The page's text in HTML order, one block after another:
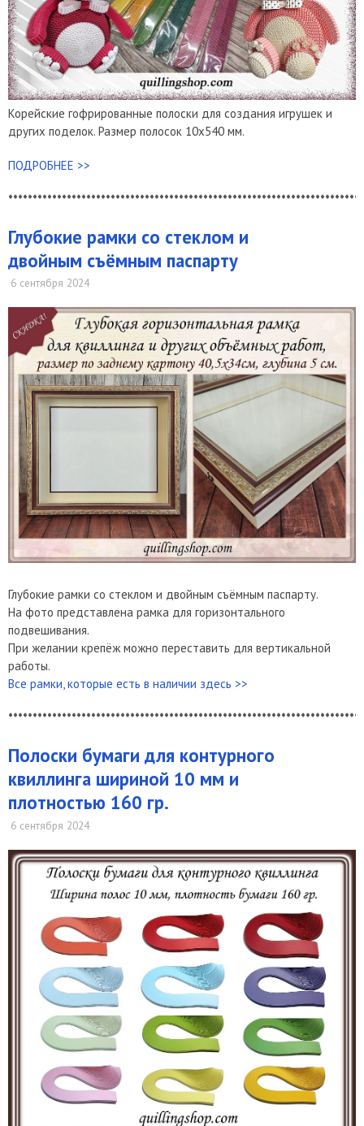
Корейские гофрированные полоски для создания игрушек и
других поделок. Размер полосок 10х540 мм.
ПОДРОБНЕЕ >>
Глубокие рамки со стеклом и
двойным съёмным паспарту
6 сентября 2024
Глубокие рамки со стеклом и двойным съёмным паспарту.
На фото представлена рамка для горизонтального
подвешивания.
При желании крепёж можно переставить для вертикальной
работы.
Все рамки, которые есть в наличии здесь >>
Полоски бумаги для контурного
квиллинга шириной 10 мм и
плотностью 160 гр.
6 сентября 2024